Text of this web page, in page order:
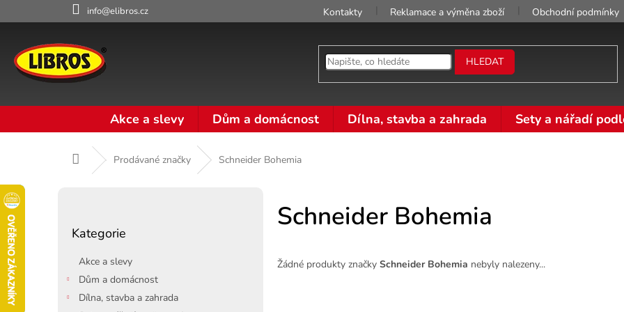
na
info@elibros.cz Kontakty Reklamace a výměna zboží Obchodní podmínky
HLEDAT
Akce a slevy Dům a domácnost Dílna, stavba a zahrada Sety a nářadí
Domů Prodávané značky Schneider Bohemia
kategorie
Kategorie
Akce a slevy
Dům a domácnost
Dílna, stavba a zahrada
Schneider Bohemia
Žádné produkty značky Schneider Bohemia nebyly nalezeny...